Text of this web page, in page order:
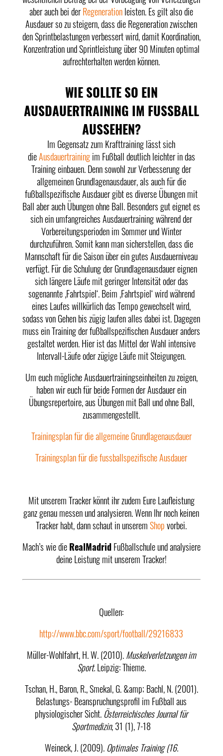
aber auch bei derRegenerationleisten. Es gilt also die
Ausdauer so zu steigern, dass die Regeneration zwischen
den Sprintbelastungen verbessert wird, damit Koordination,
Konzentration und Sprintleistung über 90 Minuten optimal
aufrechterhalten werden können.
WIE SOLLTE SO EIN
AUSDAUERTRAINING IM FUSSBALL
AUSSEHEN?
Im Gegensatz zum Krafttraining lässt sich
dieAusdauertrainingim Fußball deutlich leichter in das
Training einbauen. Denn sowohl zur Verbesserung der
allgemeinen Grundlagenausdauer, als auch für die
fußballspezifische Ausdauer gibt es diverse Übungen mit
Ball aber auch Übungen ohne Ball. Besonders gut eignet es
sich ein umfangreiches Ausdauertraining während der
Vorbereitungsperioden im Sommer und Winter
durchzuführen. Somit kann man sicherstellen, dass die
Mannschaft für die Saison über ein gutes Ausdauerniveau
verfügt. Für die Schulung der Grundlagenausdauer eignen
sich längere Läufe mit geringer Intensität oder das
sogenannte ‚Fahrtspiel‘. Beim ‚Fahrtspiel‘ wird während
eines Laufes willkürlich das Tempo gewechselt wird,
sodass von Gehen bis zügig laufen alles dabei ist. Dagegen
muss ein Training der fußballspezifischen Ausdauer anders
gestaltet werden. Hier ist das Mittel der Wahl intensive
Intervall-Läufe oder zügige Läufe mit Steigungen.
Um euch mögliche Ausdauertrainingseinheiten zu zeigen,
haben wir euch für beide Formen der Ausdauer ein
Übungsrepertoire, aus Übungen mit Ball und ohne Ball,
zusammengestellt.
Trainingsplan für die allgemeine Grundlagenausdauer
Trainingsplan für die fussballspezifische Ausdauer
Mit unserem Tracker könnt ihr zudem Eure Laufleistung
ganz genau messen und analysieren. Wenn Ihr noch keinen
Tracker habt, dann schaut in unseremShopvorbei.
Mach’s wie dieRealMadridFußballschule und analysiere
deine Leistung mit unserem Tracker!
Quellen:
http://www.bbc.com/sport/football/29216833
Müller-Wohlfahrt, H. W. (2010).Muskelverletzungen im
Sport.Leipzig: Thieme.
Tschan, H., Baron, R., Smekal, G. &amp; Bachl, N. (2001).
Belastungs- Beanspruchungsprofil im Fußball aus
physiologischer Sicht.Österreichisches Journal für
Sportmedizin, 31 (1), 7-18
Weineck, J. (2009).Optimales Training (16.